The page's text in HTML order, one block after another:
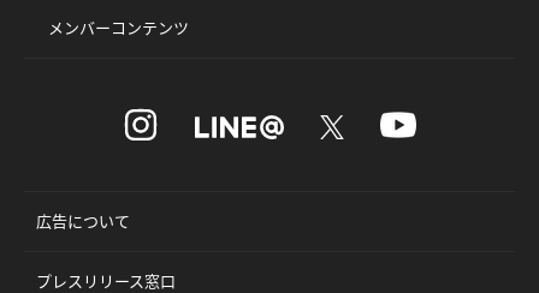
メンバーコンテンツ
広告について
プレスリリース窓口